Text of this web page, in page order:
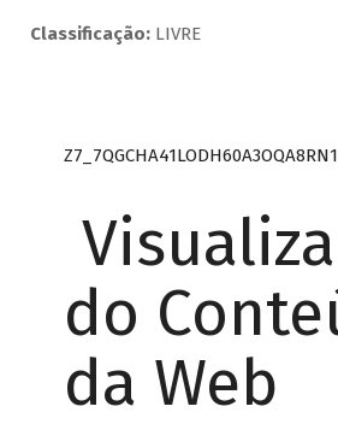
Classificação:LIVRE
do
da Web